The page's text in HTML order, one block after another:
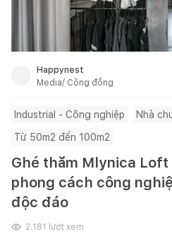
Happynest
Media/ Cộng đồng
Industrial - Công nghiệp
Nhà
Từ 50m2 đến 100m2
Ghé thăm Mlynica
phong cách công
độc đáo
2.181 lượt xem